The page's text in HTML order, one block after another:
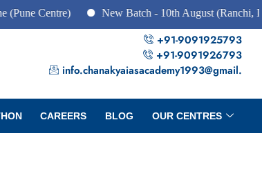
New Batch - 10th August (Ranchi, Dhanbad
+91-9091925793
+91-9091926793
info.chanakyaiasacademy1993@gmail.
CAREERS BLOG OUR CENTRES